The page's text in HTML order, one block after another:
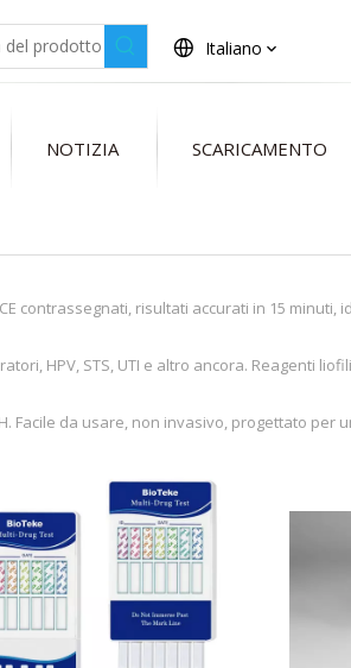
Italiano
NOTIZIA SCARICAMENTO
contrassegnati, risultati accurati in 15
HPV, STS, UTI e altro ancora. Reagenti
Facile da usare, non invasivo, progettato per